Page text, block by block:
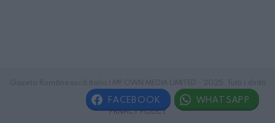
riservati.
PRIVACY POLICY
FACEBOOK WHATSAPP